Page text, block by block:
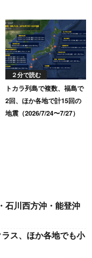
２分で読む
トカラ列島で複数、福島で
2回、ほか各地で計15回の
地震（2026/7/24〜7/27）
石川西方沖・能登沖
ス、ほか各地でも小